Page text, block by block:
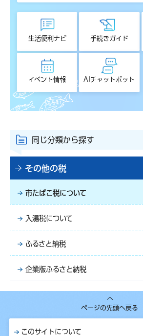
生活便利ナビ 手続きガイド
イベント情報 AIチャットボット
同じ分類から探す
その他の税
市たばこ税について
入湯税について
ふるさと納税
企業版ふるさと納税
ページの先頭へ戻る
このサイトについて